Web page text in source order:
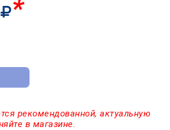
*
рекомендованной, актуальную
в магазине.